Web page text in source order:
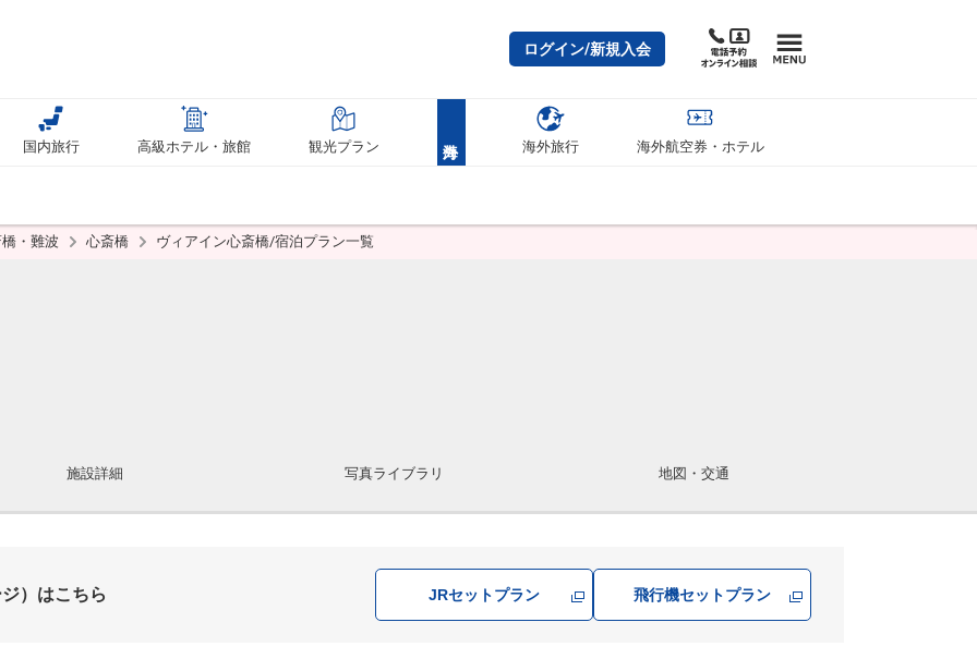
ログイン/新規入会
国内旅行 高級ホテル・旅館 観光プラン 海外旅行 海外航空券・ホテル
・難波 心斎橋 ヴィアイン心斎橋/宿泊プラン一覧
施設詳細 写真ライブラリ 地図・交通
）はこちら JRセットプラン 飛行機セットプラン